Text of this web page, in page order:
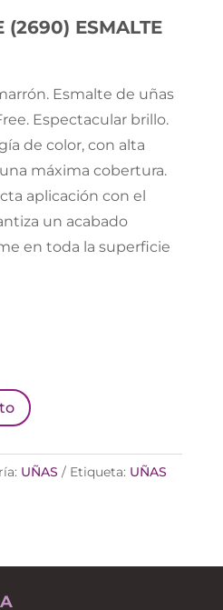
(2690) ESMALTE
Esmalte de uñas
Espectacular brillo.
de color, con alta
máxima cobertura.
aplicación con el
un acabado
en toda la superficie
UÑAS Etiqueta: UÑAS